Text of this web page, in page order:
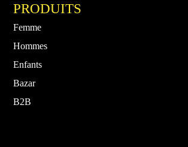
PRODUITS
Femme
Hommes
Enfants
Bazar
B2B